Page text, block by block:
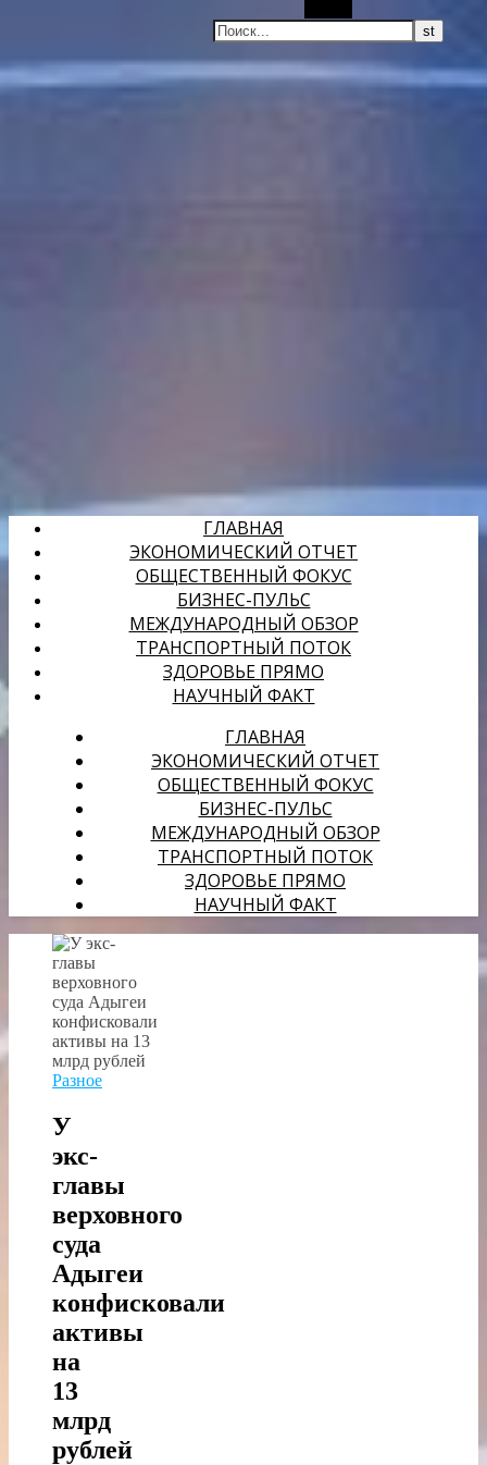
ГЛАВНАЯ
ЭКОНОМИЧЕСКИЙ ОТЧЕТ
ОБЩЕСТВЕННЫЙ ФОКУС
БИЗНЕС-ПУЛЬС
МЕЖДУНАРОДНЫЙ ОБЗОР
ТРАНСПОРТНЫЙ ПОТОК
ЗДОРОВЬЕ ПРЯМО
НАУЧНЫЙ ФАКТ
ГЛАВНАЯ
ЭКОНОМИЧЕСКИЙ ОТЧЕТ
ОБЩЕСТВЕННЫЙ ФОКУС
БИЗНЕС-ПУЛЬС
МЕЖДУНАРОДНЫЙ ОБЗОР
ТРАНСПОРТНЫЙ ПОТОК
ЗДОРОВЬЕ ПРЯМО
НАУЧНЫЙ ФАКТ
Разное
У
экс-
главы
верховного
суда
Адыгеи
конфисковали
активы
на
13
млрд
рублей